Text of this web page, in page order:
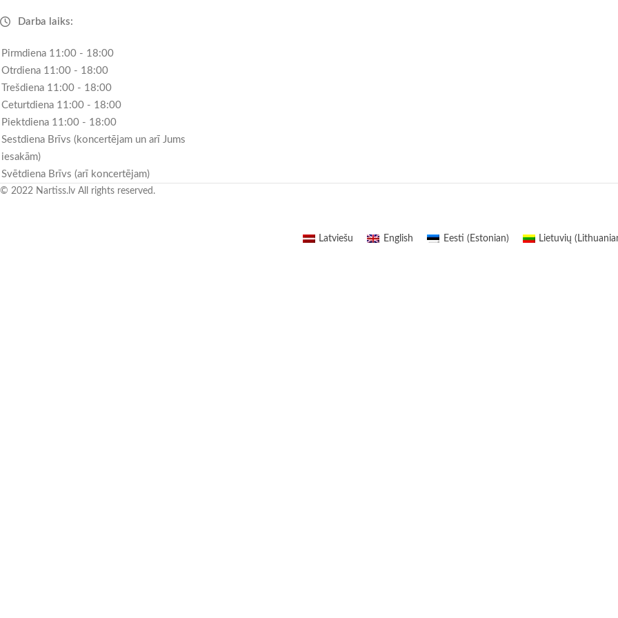
Darba laiks:
Pirmdiena 11:00 - 18:00
Otrdiena 11:00 - 18:00
Trešdiena 11:00 - 18:00
Ceturtdiena 11:00 - 18:00
Piektdiena 11:00 - 18:00
Sestdiena Brīvs (koncertējam un arī Jums
iesakām)
Svētdiena Brīvs (arī koncertējam)
© 2022 Nartiss.lv All rights reserved.
Latviešu English Eesti ( Estonian) Lietuvių (